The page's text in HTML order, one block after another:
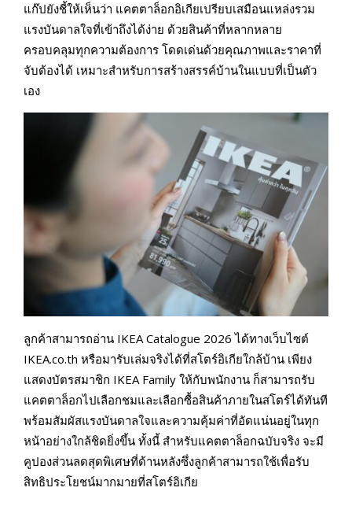
แก๊ปยังชี้ให้เห็นว่า แคตตาล็อกอิเกียเปรียบเสมือนแหล่งรวม
แรงบันดาลใจที่เข้าถึงได้ง่าย ด้วยสินค้าที่หลากหลาย
ครอบคลุมทุกความต้องการ โดดเด่นด้วยคุณภาพและราคาที่
จับต้องได้ เหมาะสำหรับการสร้างสรรค์บ้านในแบบที่เป็นตัว
เอง
ลูกค้าสามารถอ่าน IKEA Catalogue 2026 ได้ทางเว็บไซต์
IKEA.co.th หรือมารับเล่มจริงได้ที่สโตร์อิเกียใกล้บ้าน เพียง
แสดงบัตรสมาชิก IKEA Family ให้กับพนักงาน ก็สามารถรับ
แคตตาล็อกไปเลือกชมและเลือกซื้อสินค้าภายในสโตร์ได้ทันที
พร้อมสัมผัสแรงบันดาลใจและความคุ้มค่าที่อัดแน่นอยู่ในทุก
หน้าอย่างใกล้ชิดยิ่งขึ้น ทั้งนี้ สำหรับแคตตาล็อกฉบับจริง จะมี
คูปองส่วนลดสุดพิเศษที่ด้านหลังซึ่งลูกค้าสามารถใช้เพื่อรับ
สิทธิประโยชน์มากมายที่สโตร์อิเกีย